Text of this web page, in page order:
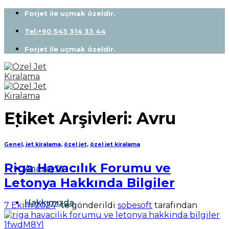
Skip
content
Forjet ile uçmak özeldir.
Tel:+90 543 314 33 44
Forjet ile uçmak özeldir.
Anasayfa
Hakkımızda
Etiket Arşivleri: Avru
Genel , jet kiralama, özel jet, özel jet kiralama
Riga Havacılık Forumu ve
Letonya Hakkında Bilgiler
7 Ekim 2024’' te gönderildi sobesoft tarafından